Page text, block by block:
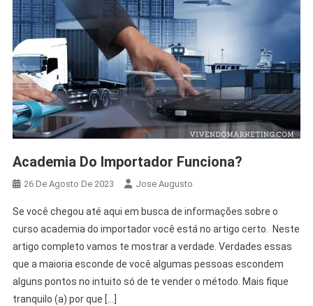
Academia Do Importador Funciona?
26 De Agosto De 2023 Jose Augusto
Se você chegou até aqui em busca de informações sobre o
curso academia do importador você está no artigo certo. Neste
artigo completo vamos te mostrar a verdade. Verdades essas
que a maioria esconde de você algumas pessoas escondem
alguns pontos no intuito só de te vender o método. Mais fique
tranquilo (a) por que […]